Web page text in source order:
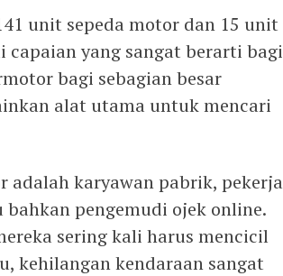
unit sepeda motor dan 15 unit
yang sangat berarti bagi
bagi sebagian besar
alat utama untuk mencari
adalah karyawan pabrik, pekerja
bahkan pengemudi ojek online.
sering kali harus mencicil
kehilangan kendaraan sangat